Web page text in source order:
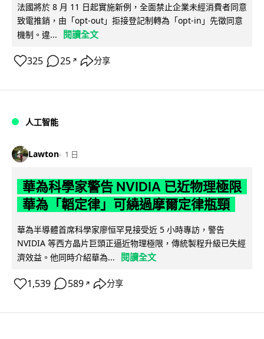
法國將於 8 月 11 日起實施新例，全面禁止企業未經消費者同意
致電推銷，由「opt-out」拒接登記制轉為「opt-in」先徵同意
機制。違...
閱讀全文
325 25 ↗ 分享
人工智能
Lawton 1 日
華為科學家警告 NVIDIA 已近物理極限
華為「韜定律」可繞過摩爾定律瓶頸
華為半導體首席科學家廖恒罕見接受近 5 小時專訪，警告
NVIDIA 等西方晶片巨頭正逼近物理極限，傳統製程升級已失經
濟效益。他同時介紹華為...
閱讀全文
1,539 589 ↗ 分享